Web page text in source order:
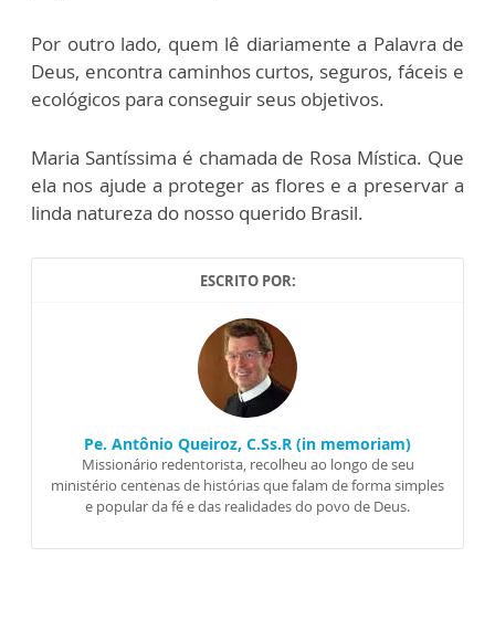
Por outro lado, quem lê diariamente a Palavra de
Deus, encontra caminhos curtos, seguros, fáceis e
ecológicos para conseguir seus objetivos.
Maria Santíssima é chamada de Rosa Mística. Que
ela nos ajude a proteger as flores e a preservar a
linda natureza do nosso querido Brasil.
ESCRITO POR:
Pe. Antônio Queiroz, C.Ss.R (in memoriam)
Missionário redentorista, recolheu ao longo de seu
ministério centenas de histórias que falam de forma simples
e popular da fé e das realidades do povo de Deus.